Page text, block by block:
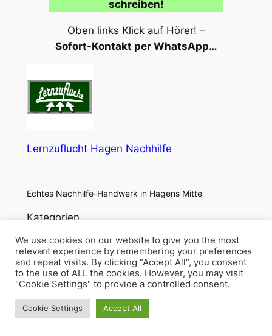
schreiben!
Oben links Klick auf Hörer! –
Sofort-Kontakt per WhatsApp…
Lernzuflucht Hagen Nachhilfe
Echtes Nachhilfe-Handwerk in Hagens Mitte
Kategorien
We use cookies on our website to give you the most
relevant experience by remembering your preferences
and repeat visits. By clicking “Accept All”, you consent
to the use of ALL the cookies. However, you may visit
"Cookie Settings" to provide a controlled consent.
Cookie Settings Accept All